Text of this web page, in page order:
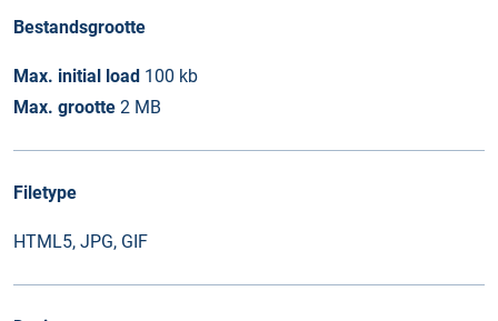
Bestandsgrootte
Max. initial load 100 kb
Max. grootte 2 MB
Filetype
HTML5, JPG, GIF